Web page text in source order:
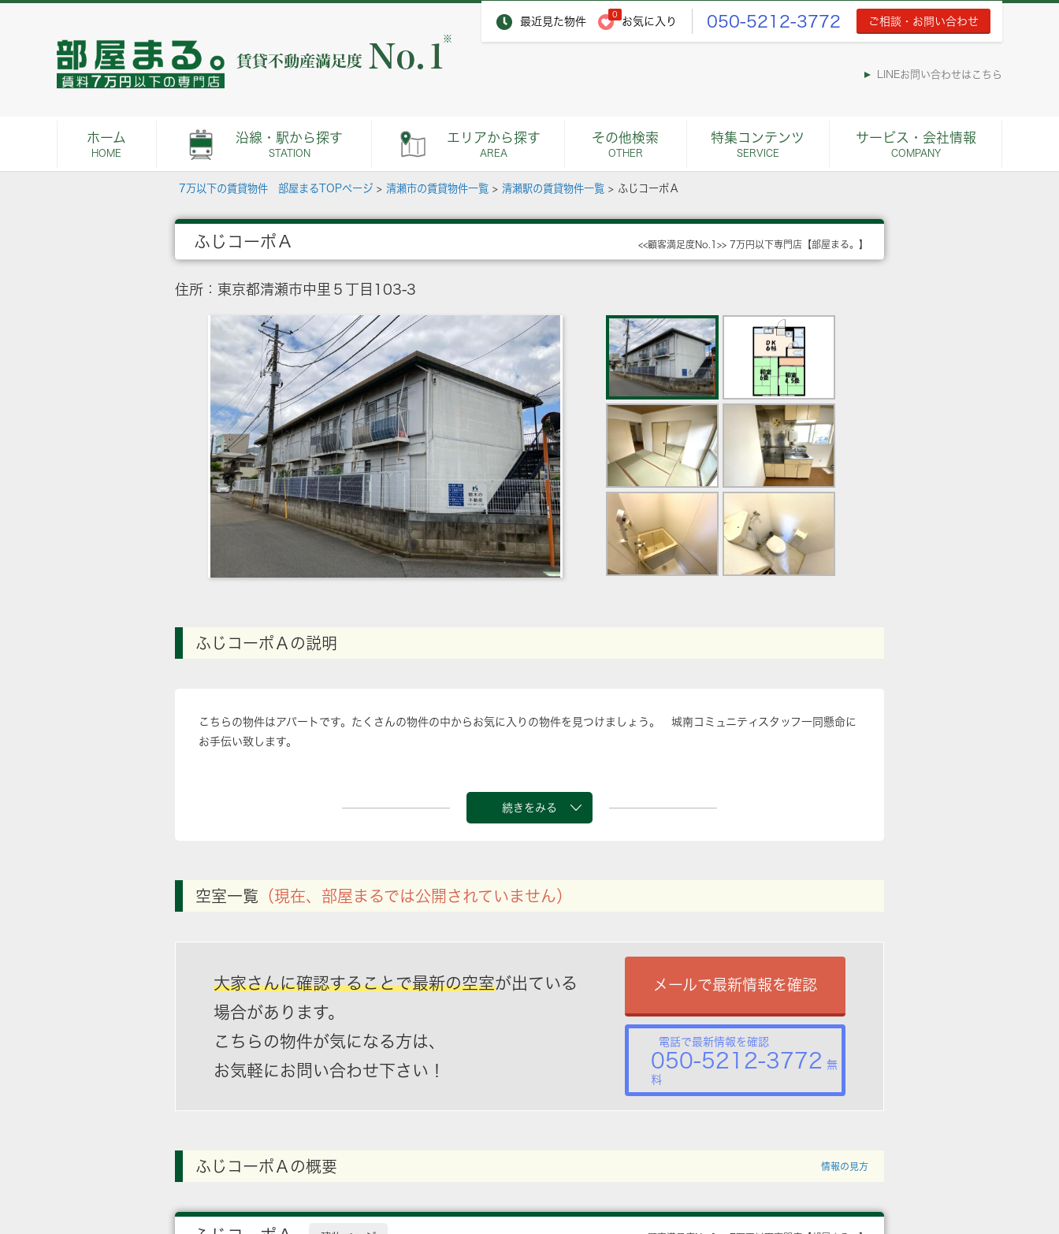
最近見た物件
0
お気に入り 050-5212-3772 ご相談・お問い合わせ
※
LINEお問い合わせはこちら
ホーム
HOME
沿線・駅から探す
STATION
エリアから探す
AREA
その他検索
OTHER
特集コンテンツ
SERVICE
サービス・会社情報
COMPANY
7万以下の賃貸物件 部屋まるTOPページ > 清瀬市の賃貸物件一覧 > 清瀬駅の賃貸物件一覧 > ふじコーポＡ
ふじコーポＡ <<顧客満足度No.1>> 7万円以下専門店【部屋まる。】
住所：東京都清瀬市中里５丁目103-3
ふじコーポＡの説明
こちらの物件はアパートです。たくさんの物件の中からお気に入りの物件を見つけましょう。 城南コミュニティスタッフ一同懸命に
お手伝い致します。
続きをみる
空室一覧 （現在、部屋まるでは公開されていません）
大家さんに確認することで最新の空室が出ている
場合があります。
こちらの物件が気になる方は、
お気軽にお問い合わせ下さい！
メールで最新情報を確認
電話で最新情報を確認
050-5212-3772 無
料
ふじコーポＡの概要 情報の見方